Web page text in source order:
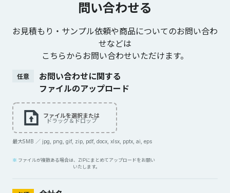
問い合わせる
お見積もり・サンプル依頼や商品についてのお問い合わ
せなどは
こちらからお問い合わせいただけます。
任意
お問い合わせに関する
ファイルのアップロード
ファイルを選択または
ドラッグ＆ドロップ
最大5MB ／ jpg, png, gif, zip, pdf, docx, xlsx, pptx, ai, eps
ファイルが複数ある場合は、ZIPにまとめてアップロードをお願い
いたします。